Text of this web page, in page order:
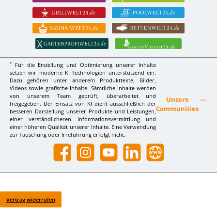
*
Für die Erstellung und Optimierung unserer Inhalte
setzen wir moderne KI-Technologien unterstützend ein.
Dazu gehören unter anderem Produkttexte, Bilder,
Videos sowie grafische Inhalte. Sämtliche Inhalte werden
von unserem Team geprüft, überarbeitet und
freigegeben. Der Einsatz von KI dient ausschließlich der
besseren Darstellung unserer Produkte und Leistungen,
einer verständlicheren Informationsvermittlung und
einer höheren Qualität unserer Inhalte. Eine Verwendung
zur Täuschung oder Irreführung erfolgt nicht.
Unsere
Communities
Facebook InstagramYouTube LinkedIn Website
Vertrag widerrufen